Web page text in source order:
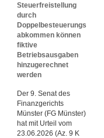
Steuerfreistellung
durch
Doppelbesteuerungs
abkommen können
fiktive
Betriebsausgaben
hinzugerechnet
werden
Der 9. Senat des
Finanzgerichts
Münster (FG Münster)
hat mit Urteil vom
23.06.2026 (Az. 9 K